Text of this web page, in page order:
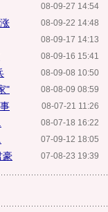
08-09-27 14:54
08-09-22 14:48
08-09-17 14:13
08-09-16 15:41
08-09-08 10:50
08-08-09 08:59
"
08-07-21 11:26
08-07-18 16:22
07-09-12 18:05
07-08-23 19:39
豪